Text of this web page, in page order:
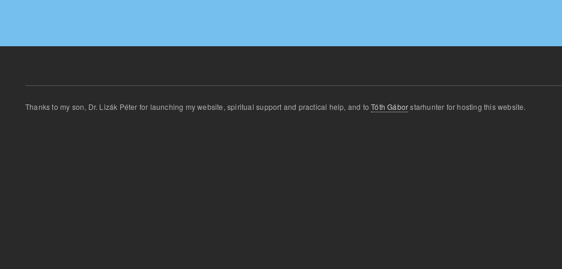
Thanks to my son, Dr. Lizák Péter for launching my website, spiritual support and practical help, and toTóth Gáborstarhunter for hosting this website.